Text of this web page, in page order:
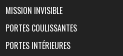
MISSION INVISIBLE
PORTES COULISSANTES
PORTES INTÉRIEURES